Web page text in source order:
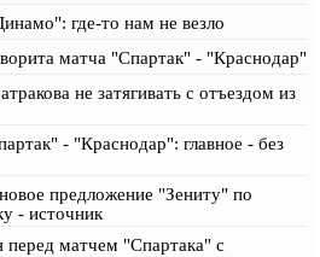
где-то нам не везло
матча "Спартак" - "Краснодар"
не затягивать с отъездом из
- "Краснодар": главное - без
предложение "Зениту" по
- источник
перед матчем "Спартака" с